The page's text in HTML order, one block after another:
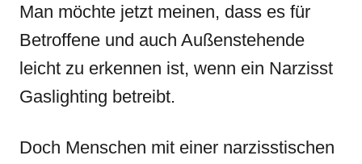
Man möchte jetzt meinen, dass es für
Betroffene und auch Außenstehende
leicht zu erkennen ist, wenn ein Narzisst
Gaslighting betreibt.
Doch Menschen mit einer narzisstischen